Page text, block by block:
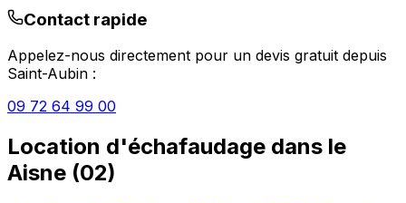
Contact rapide
Appelez-nous directement pour un devis gratuit depuis
Saint-Aubin :
09 72 64 99 00
Location d'échafaudage dans le
Aisne (02)